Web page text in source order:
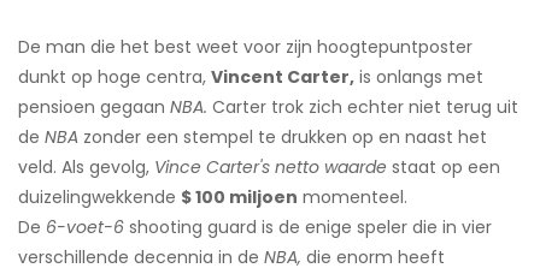
De man die het best weet voor zijn hoogtepuntposter
dunkt op hoge centra, Vincent Carter, is onlangs met
pensioen gegaan NBA. Carter trok zich echter niet terug uit
de NBA zonder een stempel te drukken op en naast het
veld. Als gevolg, Vince Carter's netto waarde staat op een
duizelingwekkende $ 100 miljoen momenteel.
De 6-voet-6 shooting guard is de enige speler die in vier
verschillende decennia in de NBA, die enorm heeft